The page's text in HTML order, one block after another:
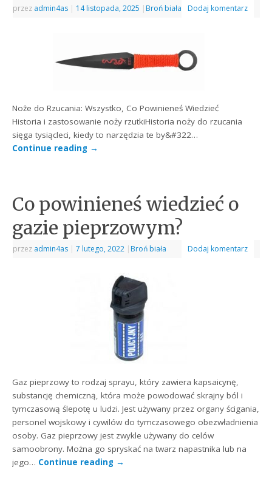
przez admin4as | 14 listopada, 2025 | Broń biała Dodaj komentarz
Noże do Rzucania: Wszystko, Co Powinieneś Wiedzieć
Historia i zastosowanie noży rzutkiHistoria noży do rzucania
sięga tysiącleci, kiedy to narzędzia te by&#322…
Continue reading →
Co powinieneś wiedzieć o
gazie pieprzowym?
przez admin4as | 7 lutego, 2022 | Broń biała Dodaj komentarz
Gaz pieprzowy to rodzaj sprayu, który zawiera kapsaicynę,
substancję chemiczną, która może powodować skrajny ból i
tymczasową ślepotę u ludzi. Jest używany przez organy ścigania,
personel wojskowy i cywilów do tymczasowego obezwładnienia
osoby. Gaz pieprzowy jest zwykle używany do celów
samoobrony. Można go spryskać na twarz napastnika lub na
jego… Continue reading →